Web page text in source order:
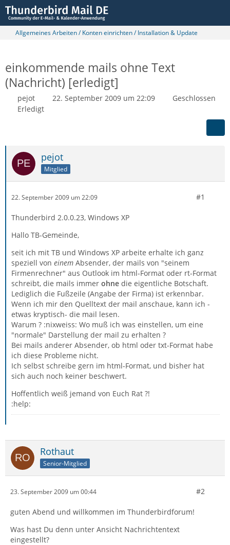
Allgemeines Arbeiten / Konten einrichten / Installation & Update
einkommende mails ohne Text
(Nachricht) [erledigt]
pejot 22. September 2009 um 22:09
Geschlossen
Erledigt
pejot
Mitglied
22. September 2009 um 22:09 #1
Thunderbird 2.0.0.23, Windows XP
Hallo TB-Gemeinde,
seit ich mit TB und Windows XP arbeite erhalte ich ganz
speziell von einem Absender, der mails von "seinem
Firmenrechner" aus Outlook im html-Format oder rt-Format
schreibt, die mails immer ohne die eigentliche Botschaft.
Lediglich die Fußzeile (Angabe der Firma) ist erkennbar.
Wenn ich mir den Quelltext der mail anschaue, kann ich -
etwas kryptisch- die mail lesen.
Warum ? :nixweiss: Wo muß ich was einstellen, um eine
"normale" Darstellung der mail zu erhalten ?
Bei mails anderer Absender, ob html oder txt-Format habe
ich diese Probleme nicht.
Ich selbst schreibe gern im html-Format, und bisher hat
sich auch noch keiner beschwert.
Hoffentlich weiß jemand von Euch Rat ?!
:help:
Rothaut
Senior-Mitglied
23. September 2009 um 00:44 #2
guten Abend und willkommen im Thunderbirdforum!
Was hast Du denn unter Ansicht Nachrichtentext
eingestellt?